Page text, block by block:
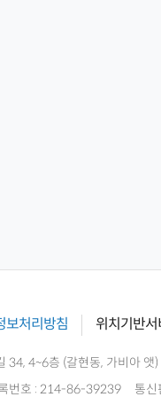
보처리방침 위치기반서
34, 4~6층 (갈현동, 가비아 앳)
번호 : 214-86-39239 통